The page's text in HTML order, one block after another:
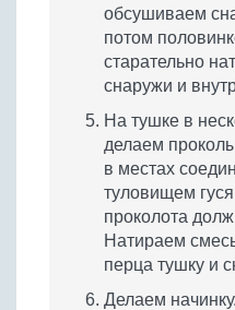
обсушиваем
потом
старательно
снаружи и
На тушке в
делаем
в местах
туловищем
проколота
Натираем
перца тушку и
Делаем